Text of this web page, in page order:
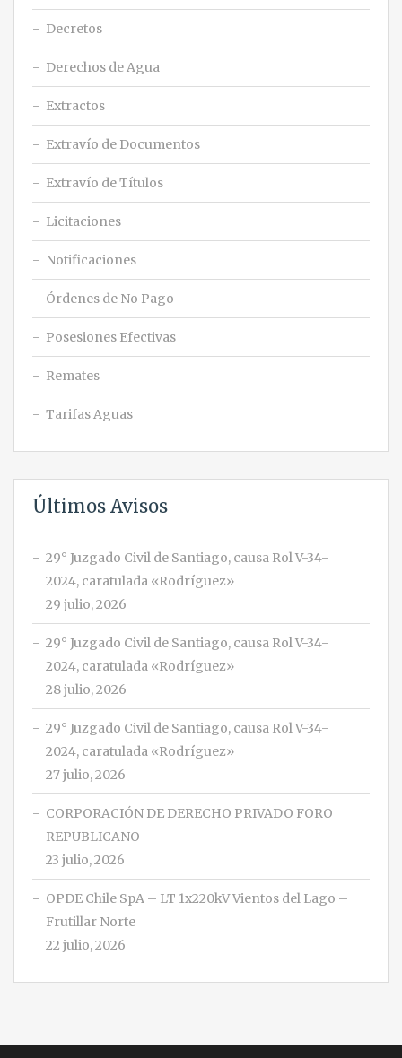
Decretos
Derechos de Agua
Extractos
Extravío de Documentos
Extravío de Títulos
Licitaciones
Notificaciones
Órdenes de No Pago
Posesiones Efectivas
Remates
Tarifas Aguas
Últimos Avisos
29° Juzgado Civil de Santiago, causa Rol V-34-
2024, caratulada «Rodríguez»
29 julio, 2026
29° Juzgado Civil de Santiago, causa Rol V-34-
2024, caratulada «Rodríguez»
28 julio, 2026
29° Juzgado Civil de Santiago, causa Rol V-34-
2024, caratulada «Rodríguez»
27 julio, 2026
CORPORACIÓN DE DERECHO PRIVADO FORO
REPUBLICANO
23 julio, 2026
OPDE Chile SpA – LT 1x220kV Vientos del Lago –
Frutillar Norte
22 julio, 2026